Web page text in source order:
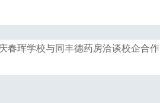
春珲学校与同丰德药房洽谈校企合作